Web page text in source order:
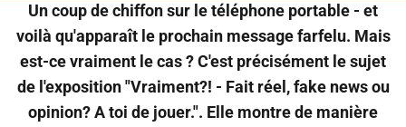
Un coup de chiffon sur le téléphone portable - et
voilà qu'apparaît le prochain message farfelu. Mais
est-ce vraiment le cas ? C'est précisément le sujet
de l'exposition "Vraiment?! - Fait réel, fake news ou
opinion? A toi de jouer.". Elle montre de manière